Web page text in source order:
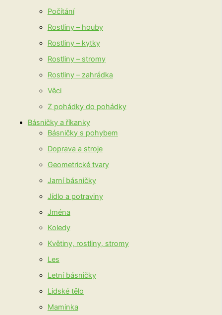
Počítání
Rostliny – houby
Rostliny – kytky
Rostliny – stromy
Rostliny – zahrádka
Věci
Z pohádky do pohádky
Básničky a říkanky
Básničky s pohybem
Doprava a stroje
Geometrické tvary
Jarní básničky
Jídlo a potraviny
Jména
Koledy
Květiny, rostliny, stromy
Les
Letní básničky
Lidské tělo
Maminka